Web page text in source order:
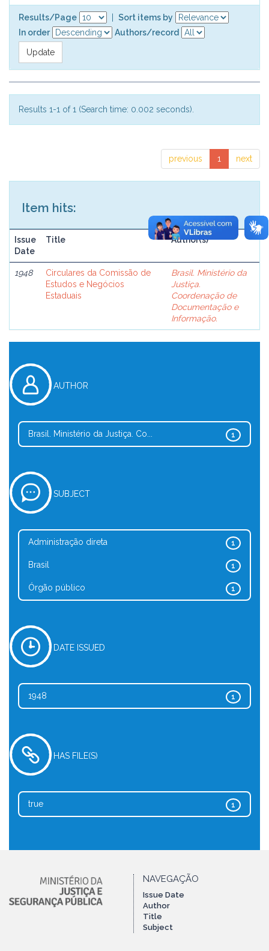
Results/Page
Sort items by
In order
Authors/record
Results 1-1 of 1 (Search time: 0.002 seconds).
previous 1 next
Item hits:
Issue
Date
Title Author(s)
1948
Circulares da Comissão de
Estudos e Negócios
Estaduais
Brasil. Ministério da
Justiça.
Coordenação de
Documentação e
Informação.
AUTHOR
1
Brasil. Ministério da Justiça. Co...
SUBJECT
1
Administração direta
1
Brasil
1
Órgão público
DATE ISSUED
1
1948
HAS FILE(S)
1
true
NAVEGAÇÃO
Issue Date
Author
Title
Subject